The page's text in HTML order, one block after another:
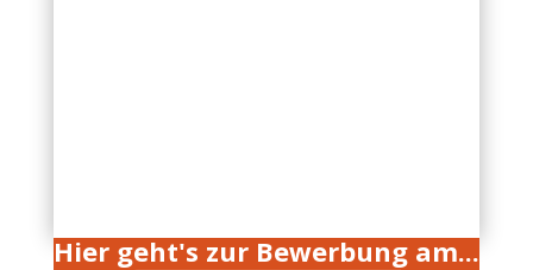
Hier geht's zur Bewerbung am...